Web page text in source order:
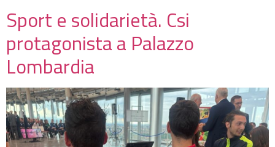
Sport e solidarietà. Csi
protagonista a Palazzo
Lombardia